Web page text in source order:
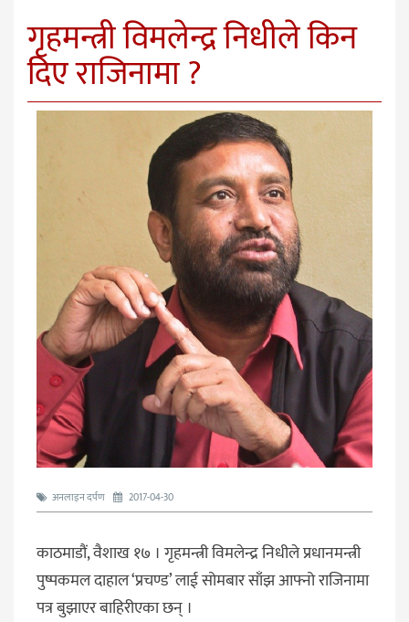
गृहमन्त्री विमलेन्द्र निधीले किन
दिए राजिनामा ?
अनलाइन दर्पण 2017-04-30
काठमाडौं, वैशाख १७ । गृहमन्त्री विमलेन्द्र निधीले प्रधानमन्त्री
पुष्पकमल दाहाल ‘प्रचण्ड’ लाई सोमबार साँझ आफ्नो राजिनामा
पत्र बुझाएर बाहिरीएका छन् ।